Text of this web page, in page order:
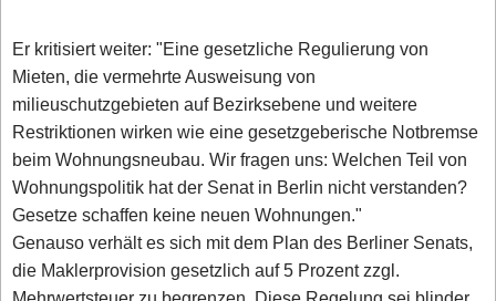
Er kritisiert weiter: "Eine gesetzliche Regulierung von
Mieten, die vermehrte Ausweisung von
milieuschutzgebieten auf Bezirksebene und weitere
Restriktionen wirken wie eine gesetzgeberische Notbremse
beim Wohnungsneubau. Wir fragen uns: Welchen Teil von
Wohnungspolitik hat der Senat in Berlin nicht verstanden?
Gesetze schaffen keine neuen Wohnungen."
Genauso verhält es sich mit dem Plan des Berliner Senats,
die Maklerprovision gesetzlich auf 5 Prozent zzgl.